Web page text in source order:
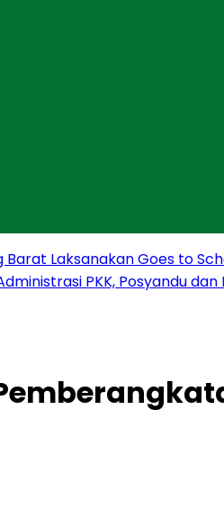
Laksanakan Goes to
PKK, Posyandu